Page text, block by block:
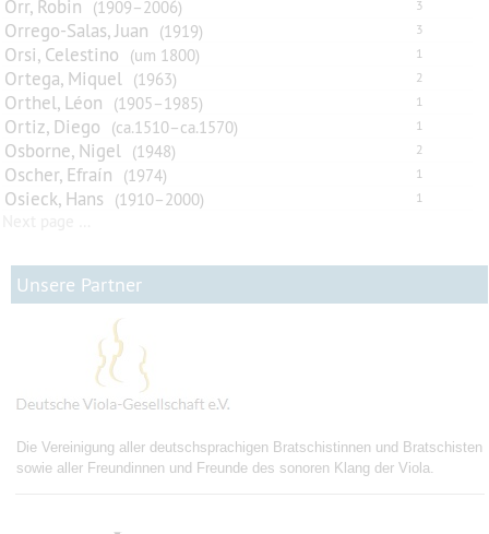
Orr, Robin (1909–2006) 3
Orrego-Salas, Juan (1919) 3
Orsi, Celestino (um 1800) 1
Ortega, Miquel (1963) 2
Orthel, Léon (1905–1985) 1
Ortiz, Diego (ca.1510–ca.1570) 1
Osborne, Nigel (1948) 2
Oscher, Efraín (1974) 1
Osieck, Hans (1910–2000) 1
Unsere Partner
Die Vereinigung aller deutschsprachigen Bratschistinnen und Bratschisten
sowie aller Freundinnen und Freunde des sonoren Klang der Viola.